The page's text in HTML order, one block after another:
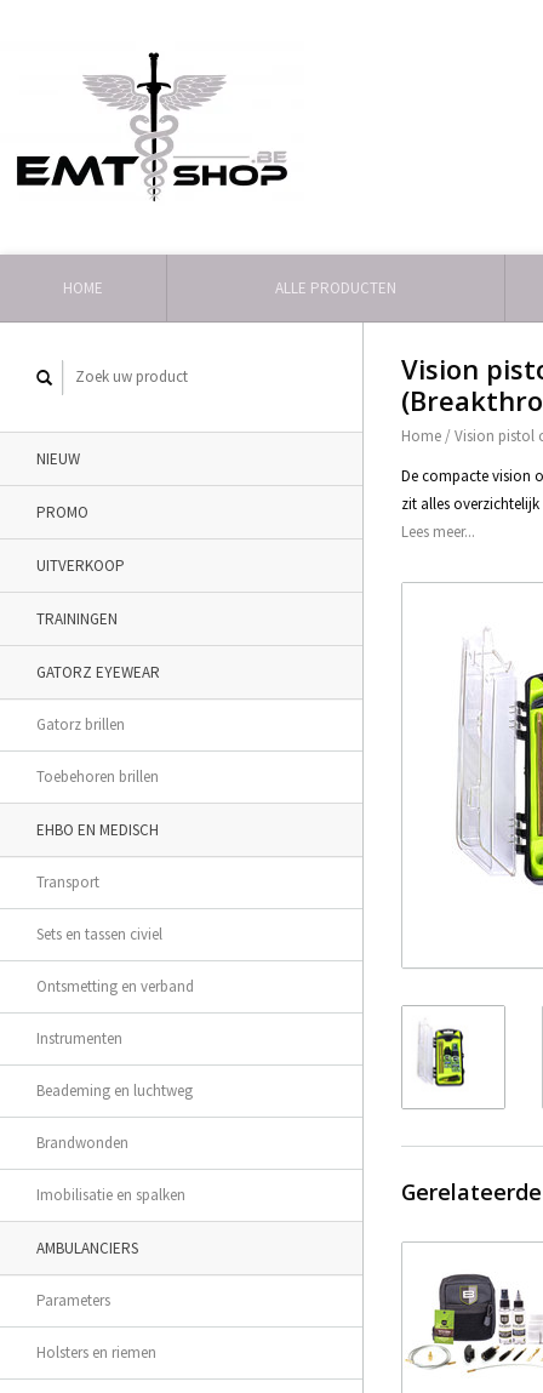
HOME ALLE PRODUCTEN
NIEUW
PROMO
UITVERKOOP
TRAININGEN
GATORZ EYEWEAR
Gatorz brillen
Toebehoren brillen
EHBO EN MEDISCH
Transport
Sets en tassen civiel
Ontsmetting en verband
Instrumenten
Beademing en luchtweg
Brandwonden
Imobilisatie en spalken
AMBULANCIERS
Parameters
Holsters en riemen
Vision
Home /Vision pistol
De compacte vision
zit alles
Lees meer...